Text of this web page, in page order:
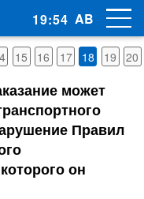
15 16 17 18 19 20
может
Правил
он
19:53 AB